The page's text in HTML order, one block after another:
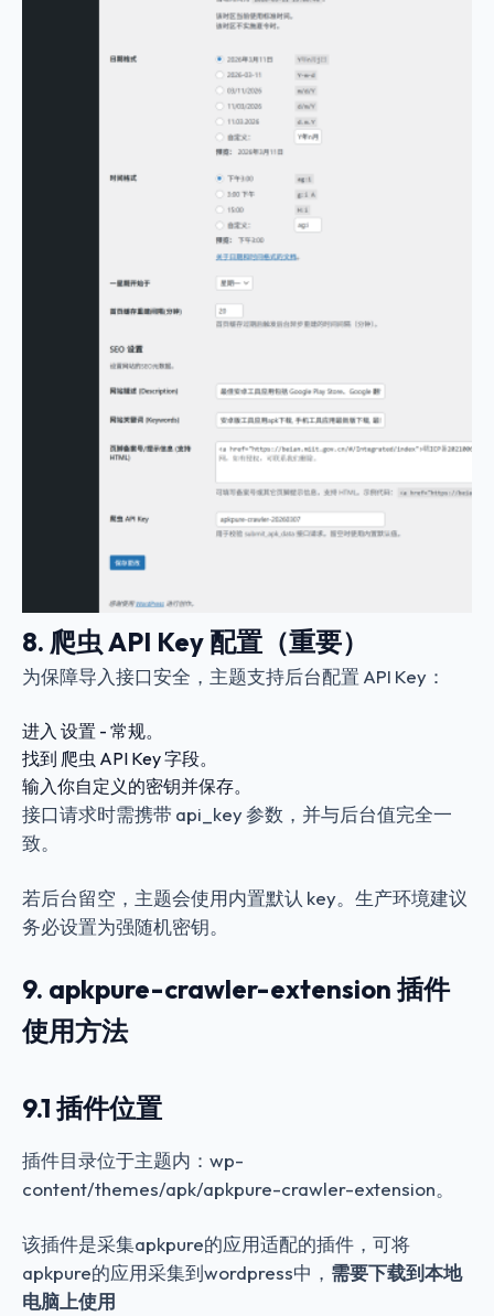
8. 爬虫 API Key 配置（重要）
为保障导入接口安全，主题支持后台配置 API Key：
进入 设置 - 常规。
找到 爬虫 API Key字段。
输入你自定义的密钥并保存。
接口请求时需携带 api_key参数，并与后台值完全一
致。
若后台留空，主题会使用内置默认 key。生产环境建议
务必设置为强随机密钥。
9. apkpure-crawler-extension 插件
使用方法
9.1 插件位置
插件目录位于主题内： wp-
content/themes/apk/apkpure-crawler-extension。
该插件是采集apkpure的应用适配的插件，可将
apkpure的应用采集到wordpress中， 需要下载到本地
电脑上使用